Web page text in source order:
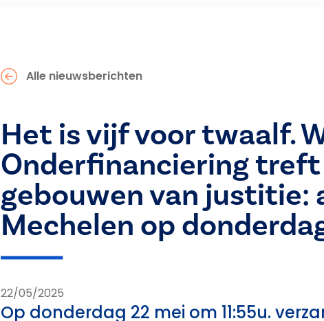
Alle nieuwsberichten
Het is vijf voor twaalf.
Onderfinanciering treft
gebouwen van justitie:
Mechelen op
22/05/2025
Op donderdag 22 mei om 11:55u.